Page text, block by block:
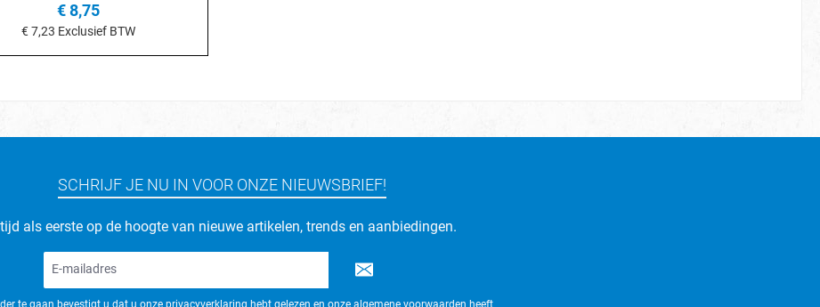
€ 8,75
€ 7,23 Exclusief BTW
SCHRIJF JE NU IN VOOR ONZE NIEUWSBRIEF!
als eerste op de hoogte van nieuwe artikelen, trends en aanbiedingen.
te gaan bevestigt u dat u onze privacyverklaring hebt gelezen en onze algemene voorwaarden heeft